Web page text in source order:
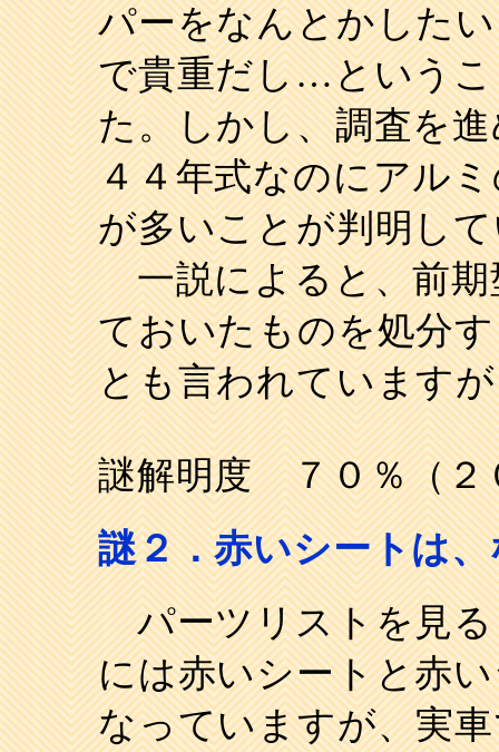
パーをなんとかした
で貴重だし…という
た。しかし、調査を
４４年式なのにアル
が多いことが判明し
一説によると、前期
ておいたものを処分
とも言われています
謎解明度 ７０％（２
謎２．赤いシートは
パーツリストを見る
には赤いシートと赤
なっていますが、実